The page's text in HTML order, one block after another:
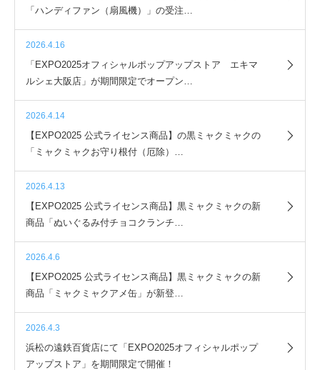
「ハンディファン（扇風機）」の受注…
2026.4.16
「EXPO2025オフィシャルポップアップストア エキマ
ルシェ大阪店」が期間限定でオープン…
2026.4.14
【EXPO2025 公式ライセンス商品】の黒ミャクミャクの
「ミャクミャクお守り根付（厄除）…
2026.4.13
【EXPO2025 公式ライセンス商品】黒ミャクミャクの新
商品「ぬいぐるみ付チョコクランチ…
2026.4.6
【EXPO2025 公式ライセンス商品】黒ミャクミャクの新
商品「ミャクミャクアメ缶」が新登…
2026.4.3
浜松の遠鉄百貨店にて「EXPO2025オフィシャルポップ
アップストア」を期間限定で開催！